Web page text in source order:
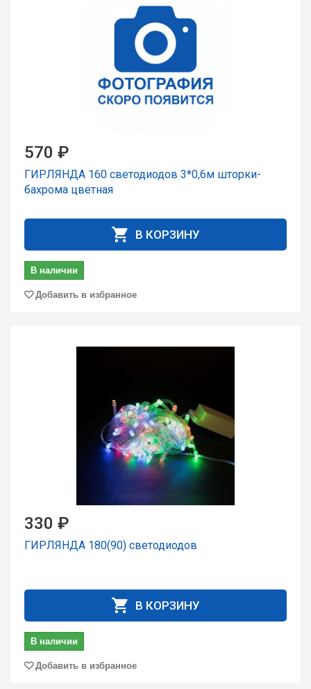
570 ₽
ГИРЛЯНДА 160 светодиодов 3*0,6м шторки-
бахрома цветная
В КОРЗИНУ
В наличии
Добавить в избранное
330 ₽
ГИРЛЯНДА 180(90) светодиодов
В КОРЗИНУ
В наличии
Добавить в избранное